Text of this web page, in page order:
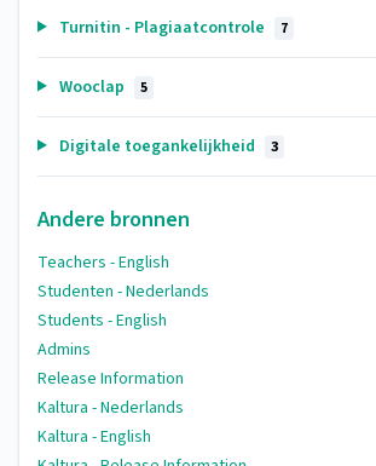
Turnitin - Plagiaatcontrole 7
Wooclap 5
Digitale toegankelijkheid 3
Andere bronnen
Teachers - English
Studenten - Nederlands
Students - English
Admins
Release Information
Kaltura - Nederlands
Kaltura - English